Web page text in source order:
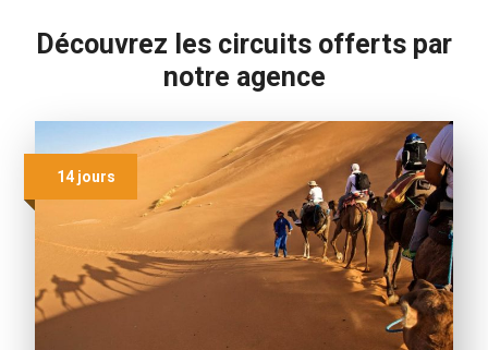
Découvrez les circuits offerts par
notre agence
14 jours